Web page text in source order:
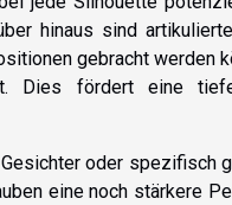
hinaus sind
gebracht werden
Dies fördert eine
oder spezifisch
eine noch stärkere